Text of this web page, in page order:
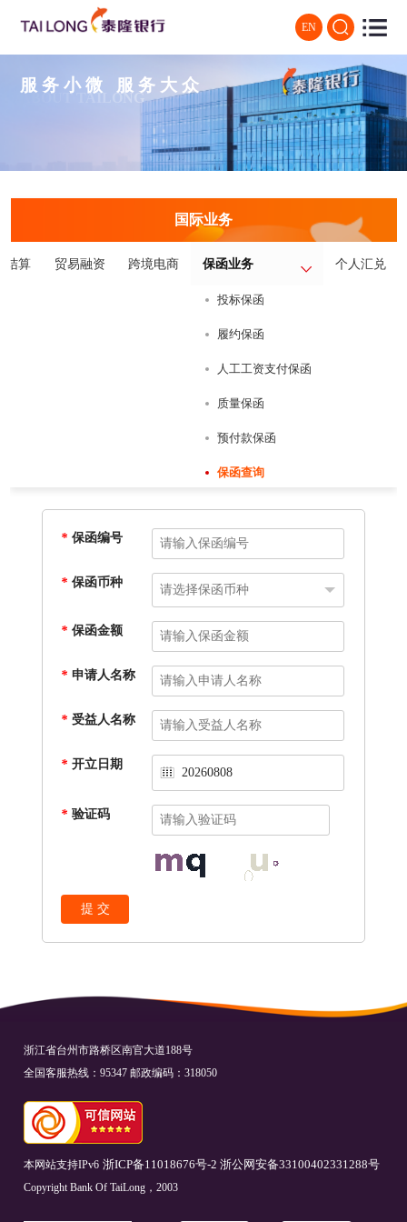
EN
服务小微 服务大众
ABOUT TAILONG
国际业务
结算 贸易融资 跨境电商 保函业务
投标保函
履约保函
人工工资支付保函
质量保函
预付款保函
保函查询
个人汇兑
* 保函编号
* 保函币种
* 保函金额
* 申请人名称
* 受益人名称
* 开立日期
20260808
* 验证码
提 交
浙江省台州市路桥区南官大道188号
全国客服热线：95347 邮政编码：318050
本网站支持IPv6 浙ICP备11018676号-2 浙公网安备33100402331288号
Copyright Bank Of TaiLong，2003